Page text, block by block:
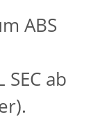
ABS
SEC ab